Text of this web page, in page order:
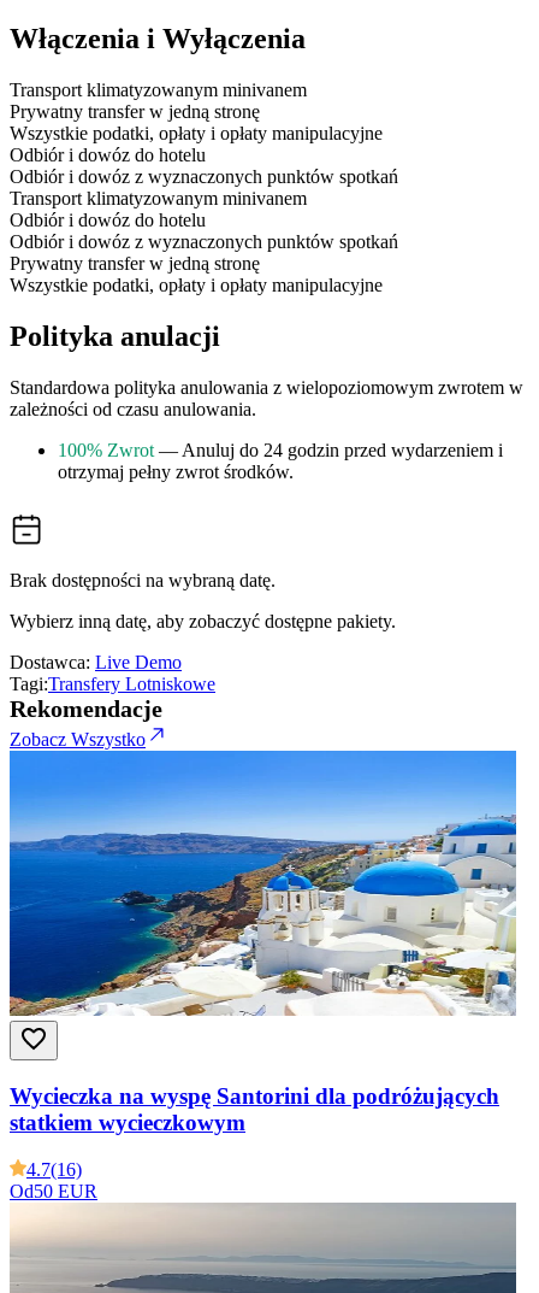
Włączenia i Wyłączenia
Transport klimatyzowanym minivanem
Prywatny transfer w jedną stronę
Wszystkie podatki, opłaty i opłaty manipulacyjne
Odbiór i dowóz do hotelu
Odbiór i dowóz z wyznaczonych punktów spotkań
Transport klimatyzowanym minivanem
Odbiór i dowóz do hotelu
Odbiór i dowóz z wyznaczonych punktów spotkań
Prywatny transfer w jedną stronę
Wszystkie podatki, opłaty i opłaty manipulacyjne
Polityka anulacji
Standardowa polityka anulowania z wielopoziomowym zwrotem w
zależności od czasu anulowania.
100% Zwrot — Anuluj do 24 godzin przed wydarzeniem i
otrzymaj pełny zwrot środków.
Brak dostępności na wybraną datę.
Wybierz inną datę, aby zobaczyć dostępne pakiety.
Dostawca: Live Demo
Tagi:Transfery Lotniskowe
Rekomendacje
Zobacz Wszystko
Wycieczka na wyspę Santorini dla podróżujących
statkiem wycieczkowym
4.7(16)
Od50 EUR